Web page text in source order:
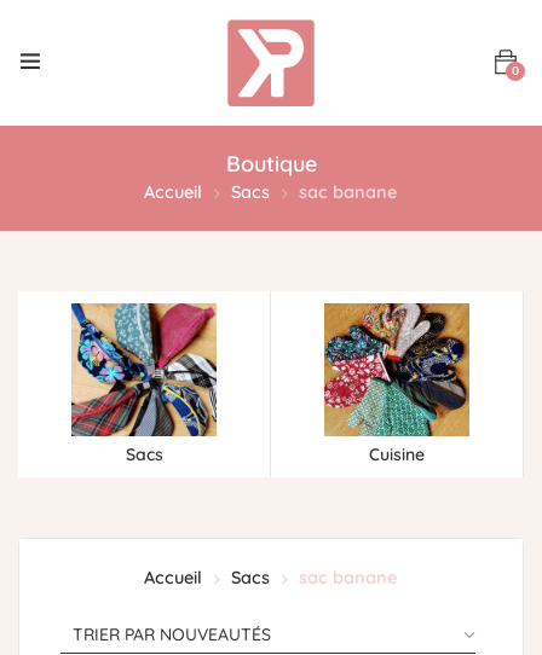
0
Boutique
Accueil Sacs sac banane
Sacs Cuisine
Accueil Sacs sac banane